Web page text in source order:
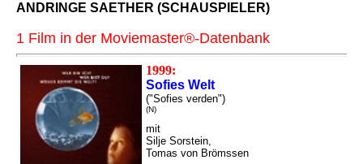
ANDRINGE SAETHER (SCHAUSPIELER)
1 Film in der Moviemaster®-Datenbank
1999:
Sofies Welt
("Sofies verden")
(N)
mit
Silje Sorstein,
Tomas von Brömssen